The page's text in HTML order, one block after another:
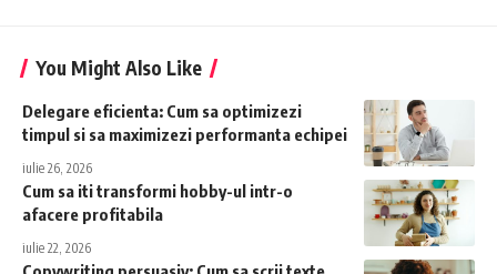
You Might Also Like
Delegare eficienta: Cum sa optimizezi
timpul si sa maximizezi performanta echipei
iulie 26, 2026
Cum sa iti transformi hobby-ul intr-o
afacere profitabila
iulie 22, 2026